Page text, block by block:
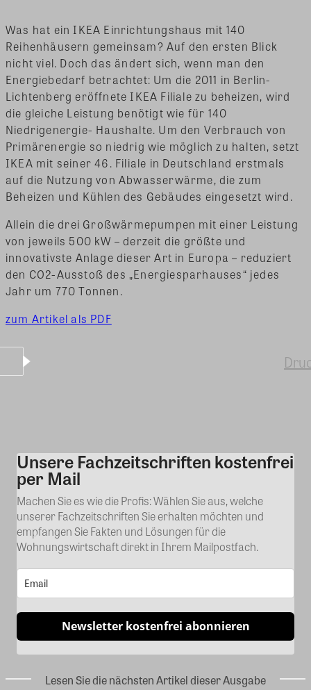
Was hat ein IKEA Einrichtungshaus mit 140
Reihenhäusern gemeinsam? Auf den ersten Blick
nicht viel. Doch das ändert sich, wenn man den
Energiebedarf betrachtet: Um die 2011 in Berlin-
Lichtenberg eröffnete IKEA Filiale zu beheizen, wird
die gleiche Leistung benötigt wie für 140
Niedrigenergie- Haushalte. Um den Verbrauch von
Primärenergie so niedrig wie möglich zu halten, setzt
IKEA mit seiner 46. Filiale in Deutschland erstmals
auf die Nutzung von Abwasserwärme, die zum
Beheizen und Kühlen des Gebäudes eingesetzt wird.
Allein die drei Großwärmepumpen mit einer Leistung
von jeweils 500 kW – derzeit die größte und
innovativste Anlage dieser Art in Europa – reduziert
den CO2-Ausstoß des „Energiesparhauses“ jedes
Jahr um 770 Tonnen.
zum Artikel als PDF
Kommentar
Unsere Fachzeitschriften kostenfrei
per Mail
Machen Sie es wie die Profis: Wählen Sie aus, welche
unserer Fachzeitschriften Sie erhalten möchten und
empfangen Sie Fakten und Lösungen für die
Wohnungswirtschaft direkt in Ihrem Mailpostfach.
Newsletter kostenfrei abonnieren
Lesen Sie die nächsten Artikel dieser Ausgabe